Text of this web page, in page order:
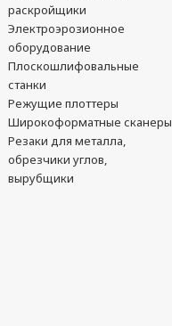
раскройщики
Электроэрозионное
оборудование
Плоскошлифовальные
станки
Режущие плоттеры
Широкоформатные сканеры
Резаки для металла,
обрезчики углов,
вырубщики